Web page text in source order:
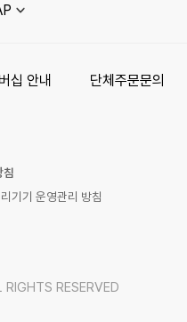
십 안내 단체주문문의
침
기기 운영관리 방침
RESERVED